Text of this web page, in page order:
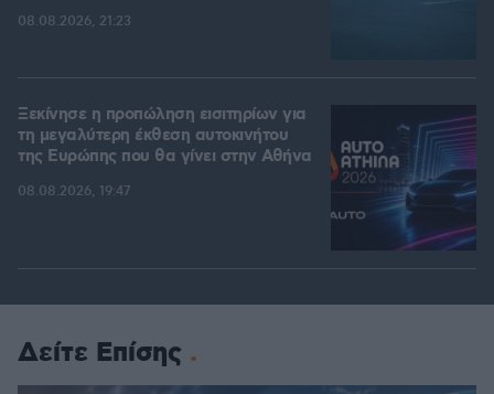
08.08.2026, 21:23
Ξεκίνησε η προπώληση εισιτηρίων για
τη μεγαλύτερη έκθεση αυτοκινήτου
της Ευρώπης που θα γίνει στην Αθήνα
08.08.2026, 19:47
Δείτε Επίσης